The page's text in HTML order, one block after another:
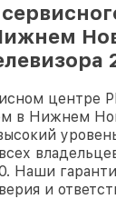
центре
в Нижнем
Наши
и